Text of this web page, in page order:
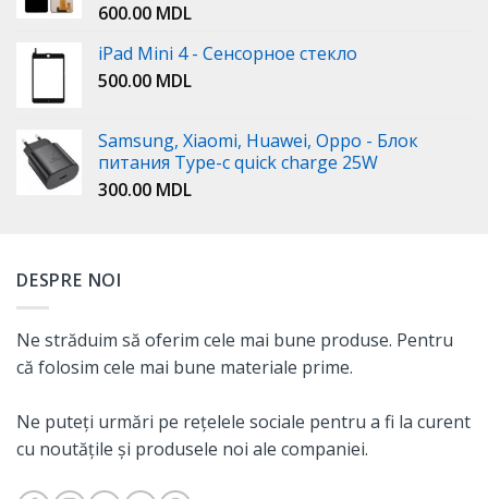
600.00 MDL
iPad Mini 4 - Сенсорное стекло
500.00 MDL
Samsung, Xiaomi, Huawei, Oppo - Блок
питания Type-c quick charge 25W
300.00 MDL
DESPRE NOI
Ne străduim să oferim cele mai bune produse. Pentru
că folosim cele mai bune materiale prime.
Ne puteți urmări pe rețelele sociale pentru a fi la curent
cu noutățile și produsele noi ale companiei.